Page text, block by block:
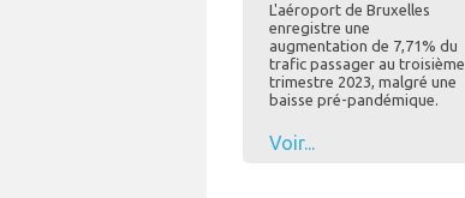
L'aéroport de Bruxelles
enregistre une
augmentation de 7,71% du
trafic passager au troisième
trimestre 2023, malgré une
baisse pré-pandémique.
Voir...